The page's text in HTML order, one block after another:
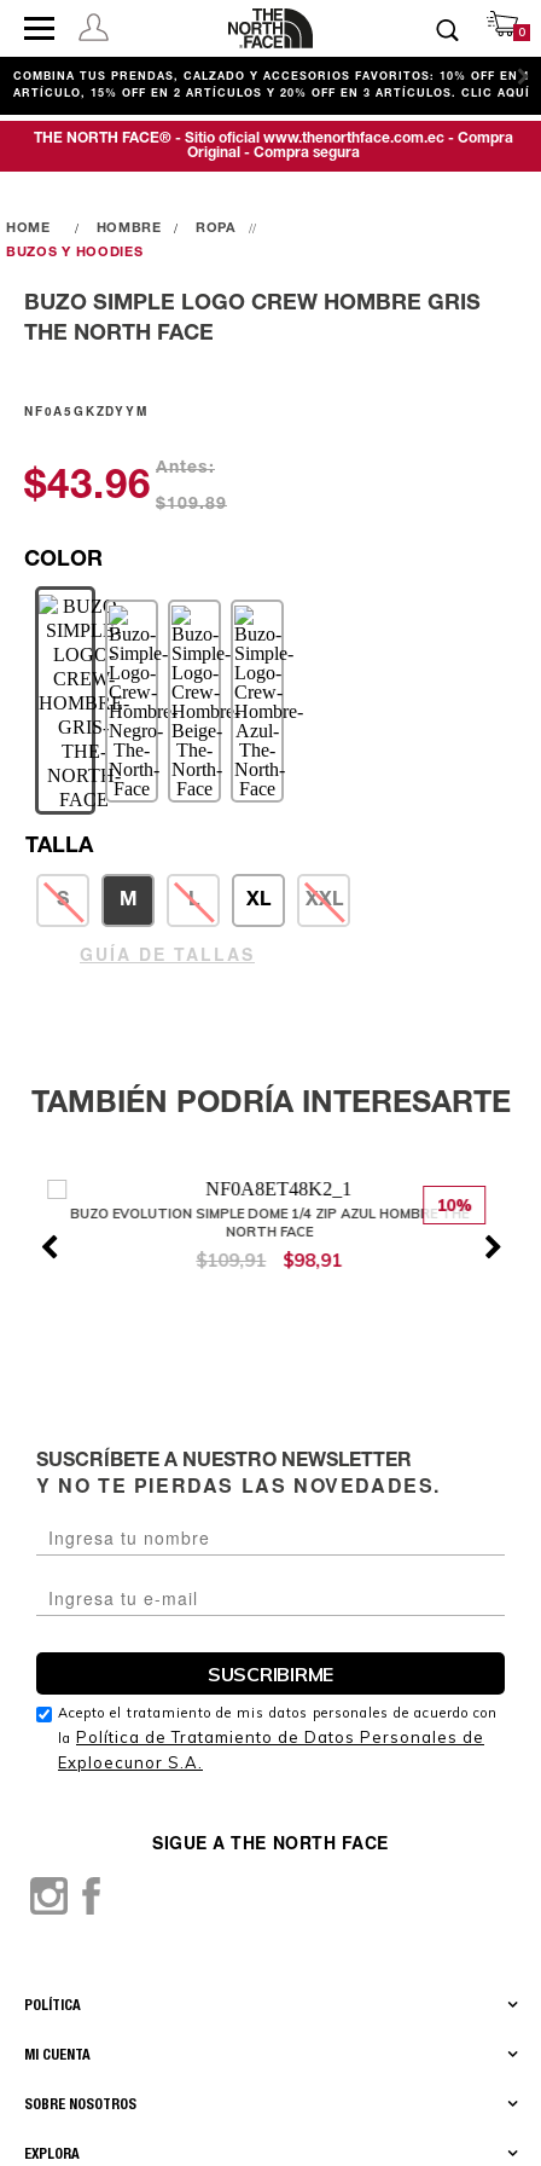
0
COMBINA TUS PRENDAS, CALZADO Y ACCESORIOS FAVORITOS: 10% OFF EN 1
ARTÍCULO, 15% OFF EN 2 ARTÍCULOS Y 20% OFF EN 3 ARTÍCULOS. CLIC AQUÍ
THE NORTH FACE® - Sitio oficial www.thenorthface.com.ec - Compra
Original - Compra segura
HOMBRE
ROPA
BUZOS Y HOODIES
BUZO SIMPLE LOGO CREW HOMBRE GRIS
THE NORTH FACE
NF0A5GKZDYYM
$43.96
Antes:
$109.89
TALLA
S M L XL XXL
GUÍA DE TALLAS
TAMBIÉN PODRÍA INTERESARTE
10%
BUZO EVOLUTION SIMPLE DOME 1/4 ZIP AZUL HOMBRE THE
NORTH FACE
$109,91 $98,91
EXPLORA
SOBRE NOSOTROS
MI CUENTA
POLÍTICA
SIGUE A THE NORTH FACE
SUSCRÍBETE A NUESTRO NEWSLETTER
Y NO TE PIERDAS LAS NOVEDADES.
Acepto el tratamiento de mis datos personales de acuerdo con
la Política de Tratamiento de Datos Personales de
Exploecunor S.A.